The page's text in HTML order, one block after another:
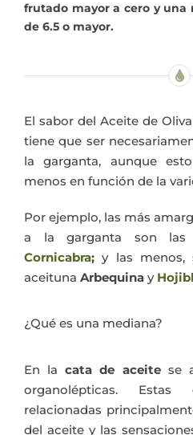
frutado mayor a cero y una
de 6.5 o mayor.
El sabor del Aceite de
tiene que ser
la garganta, aunque
menos en función de la
Por ejemplo, las más
a la garganta son las
Cornicabra; y las menos,
aceituna Arbequina y
¿Qué es una mediana?
En lacata de aceitese
organolépticas. Estas
relacionadas
del aceite y las